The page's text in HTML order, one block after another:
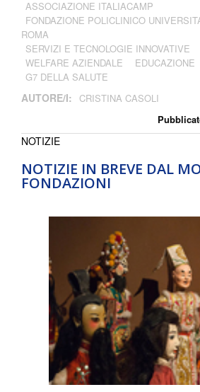
ASSOCIAZIONE ITALIACAMP
FONDAZIONE POLICLINICO
ROMA
SERVIZI E TECNOLOGIE INNOVATIVE
WELFARE AZIENDALE
EDUCAZIONE
G7 DELLA SALUTE
AUTORE/I: CRISTINA CASOLI
NOTIZIE IN BREVE DAL
FONDAZIONI
NOTIZIE